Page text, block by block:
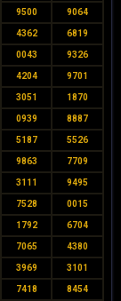
9500 9064
4362 6819
0043 9326
4204 9701
3051 1870
0939 8887
5187 5526
9863 7709
3111 9495
7528 0015
1792 6704
7065 4380
3969 3101
7418 8454